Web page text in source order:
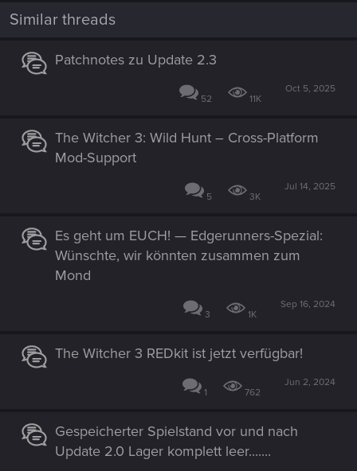
Similar threads
Patchnotes zu Update 2.3
52 11K
Oct 5, 2025
The Witcher 3: Wild Hunt – Cross-Platform
Mod-Support
5 3K
Jul 14, 2025
Es geht um EUCH! — Edgerunners-Spezial:
Wünschte, wir könnten zusammen zum
Mond
3 1K
Sep 16, 2024
The Witcher 3 REDkit ist jetzt verfügbar!
1 762
Jun 2, 2024
Gespeicherter Spielstand vor und nach
Update 2.0 Lager komplett leer.......